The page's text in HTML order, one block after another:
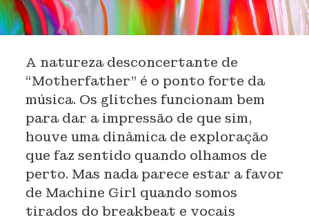
A natureza desconcertante de
“Motherfather” é o ponto forte da
música. Os glitches funcionam bem
para dar a impressão de que sim,
houve uma dinâmica de exploração
que faz sentido quando olhamos de
perto. Mas nada parece estar a favor
de Machine Girl quando somos
tirados do breakbeat e vocais